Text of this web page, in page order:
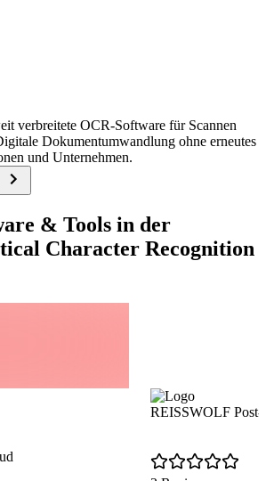
verbreitete OCR-Software für Scannen
Dokumentumwandlung ohne erneutes
und Unternehmen.
& Tools in der
Character Recognition
REISSWOLF Post-